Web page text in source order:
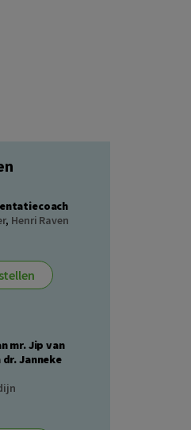
, Henri Raven
mr. Jip van
Janneke